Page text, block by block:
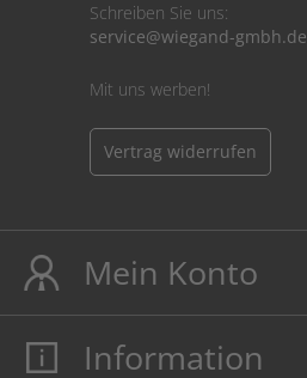
Schreiben Sie uns:
service@wiegand-gmbh.de
Mit uns werben!
Vertrag widerrufen
Mein Konto
Mein Konto
Information